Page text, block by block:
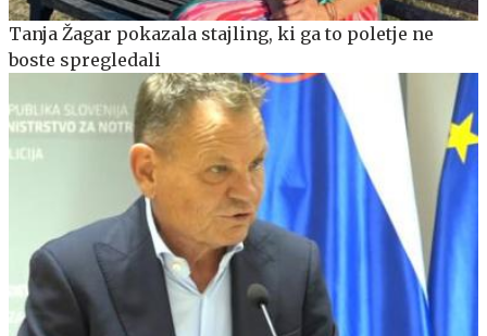
Tanja Žagar pokazala stajling, ki ga to poletje ne
boste spregledali